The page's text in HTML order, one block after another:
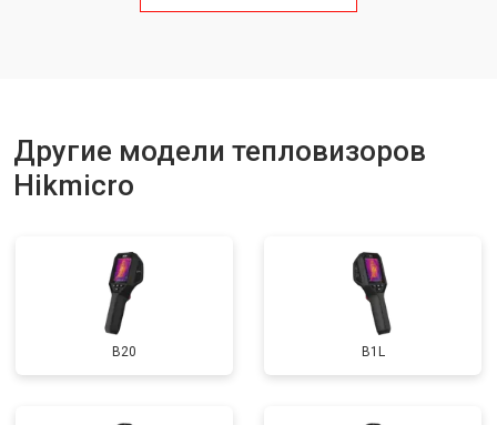
Другие модели тепловизоров
Hikmicro
B20 B1L